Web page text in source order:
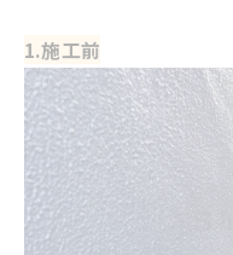
1.施工前